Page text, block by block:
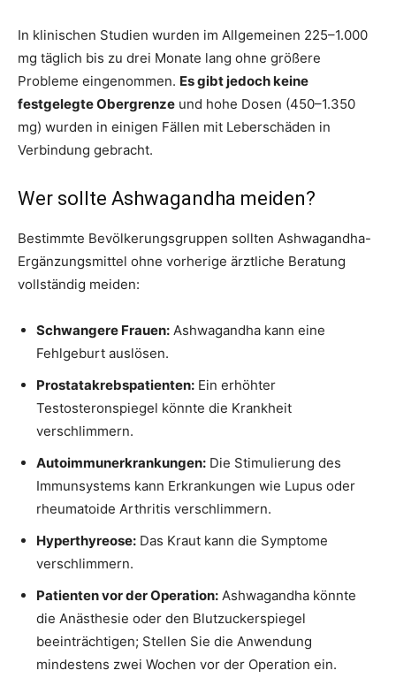
In klinischen Studien wurden im Allgemeinen 225–1.000
mg täglich bis zu drei Monate lang ohne größere
Probleme eingenommen. Es gibt jedoch keine
festgelegte Obergrenze und hohe Dosen (450–1.350
mg) wurden in einigen Fällen mit Leberschäden in
Verbindung gebracht.
Wer sollte Ashwagandha meiden?
Bestimmte Bevölkerungsgruppen sollten Ashwagandha-
Ergänzungsmittel ohne vorherige ärztliche Beratung
vollständig meiden:
Schwangere Frauen: Ashwagandha kann eine
Fehlgeburt auslösen.
Prostatakrebspatienten: Ein erhöhter
Testosteronspiegel könnte die Krankheit
verschlimmern.
Autoimmunerkrankungen: Die Stimulierung des
Immunsystems kann Erkrankungen wie Lupus oder
rheumatoide Arthritis verschlimmern.
Hyperthyreose: Das Kraut kann die Symptome
verschlimmern.
Patienten vor der Operation: Ashwagandha könnte
die Anästhesie oder den Blutzuckerspiegel
beeinträchtigen; Stellen Sie die Anwendung
mindestens zwei Wochen vor der Operation ein.